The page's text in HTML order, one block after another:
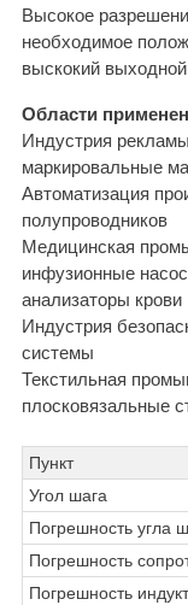
Высокое
необходимое
выскокий
Области
Индустрия
маркировальные
Автоматизация
полупроводников
Медицинская
инфузионные
анализаторы крови
Индустрия
системы
Текстильная
плосковязальные
Пункт
Угол шага
Погрешность угла
Погрешность
Погрешность